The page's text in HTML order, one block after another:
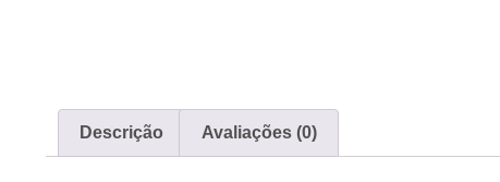
Descrição Avaliações (0)